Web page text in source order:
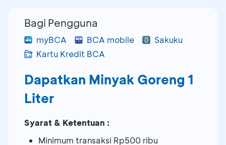
Bagi Pengguna
myBCA BCA mobile
Sakuku
Kartu Kredit BCA
Dapatkan Minyak Goreng 1
Liter
Syarat & Ketentuan :
Minimum transaksi Rp500 ribu